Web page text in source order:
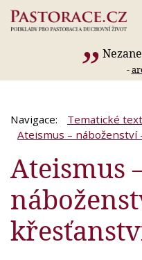
-
Navigace: Tematické
Ateismus – náboženství
Ateismus